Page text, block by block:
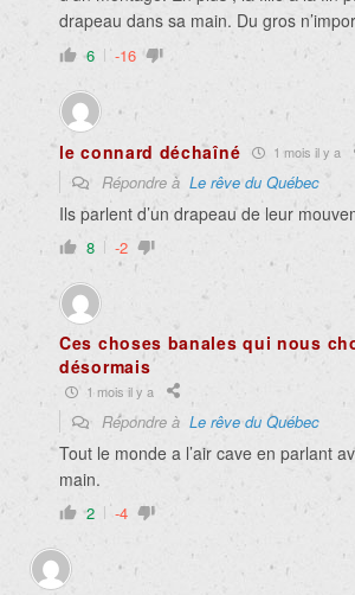
drapeau dans sa main. Du gros
6 -16
le connard déchaîné 1 mois il y a
Répondre à Le rêve du Québec
Ils parlent d’un drapeau de leur
8 -2
Ces choses banales qui nous
désormais
1 mois il y a
Répondre à Le rêve du Québec
Tout le monde a l’air cave en parlant
main.
2 -4